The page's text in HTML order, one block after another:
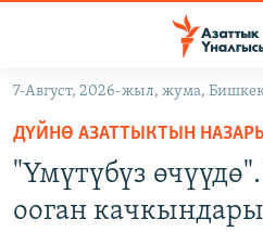
Навигацияга
өтүңүз
Издөөгө
салыңыз
ЖАҢЫЛЫКТАР
КЫРГЫЗСТАН
КЫРГЫЗСТАН
ДҮЙНӨ
7-Август, 2026-жыл, жума,
ДҮЙНӨ АЗАТТЫКТЫН
"Үмүтүбүз
ооган